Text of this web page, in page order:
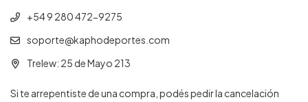
+54 9 280 472-9275
soporte@kaphodeportes.com
Trelew: 25 de Mayo 213
Si te arrepentiste de una compra, podés pedir la cancelación